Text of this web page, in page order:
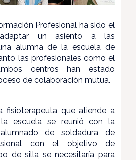
Profesional ha sido el
un asiento a las
alumna de la escuela de
las profesionales como el
centros han estado
de colaboración mutua.
fisioterapeuta que atiende a
escuela se reunió con la
de soldadura de
con el objetivo de
de silla se necesitaría para